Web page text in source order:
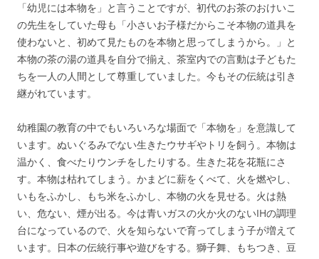
「幼児には本物を」と言うことですが、初代のお茶のおけいこ
の先生をしていた母も「小さいお子様だからこそ本物の道具を
使わないと、初めて見たものを本物と思ってしまうから。」と
本物の茶の湯の道具を自分で揃え、茶室内での言動は子どもた
ちを一人の人間として尊重していました。今もその伝統は引き
継がれています。
幼稚園の教育の中でもいろいろな場面で「本物を」を意識して
います。ぬいぐるみでない生きたウサギやトリを飼う。本物は
温かく、食べたりウンチをしたりする。生きた花を花瓶にさ
す。本物は枯れてしまう。かまどに薪をくべて、火を燃やし、
いもをふかし、もち米をふかし、本物の火を見せる。火は熱
い、危ない、煙が出る。今は青いガスの火か火のないIHの調理
台になっているので、火を知らないで育ってしまう子が増えて
います。日本の伝統行事や遊びをする。獅子舞、もちつき、豆